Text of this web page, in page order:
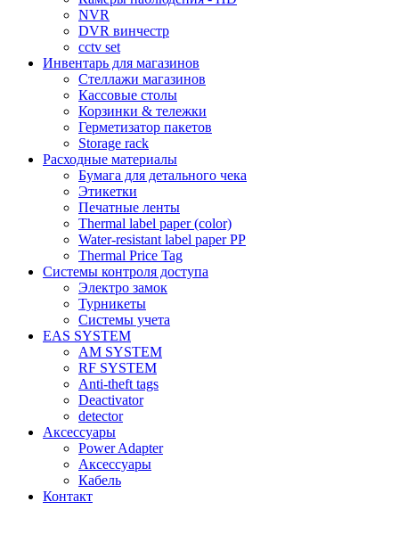
NVR
DVR винчестр
cctv set
Инвентарь для магазинов
Стеллажи магазинов
Кассовые столы
Корзинки & тележки
Герметизатор пакетов
Storage rack
Расходные материалы
Бумага для детального чека
Этикетки
Печатные ленты
Thermal label paper (color)
Water-resistant label paper PP
Thermal Price Tag
Системы контроля доступа
Электро замок
Турникеты
Cистемы учета
EAS SYSTEM
AM SYSTEM
RF SYSTEM
Anti-theft tags
Deactivator
detector
Аксессуары
Power Adapter
Аксессуары
Кабель
Контакт